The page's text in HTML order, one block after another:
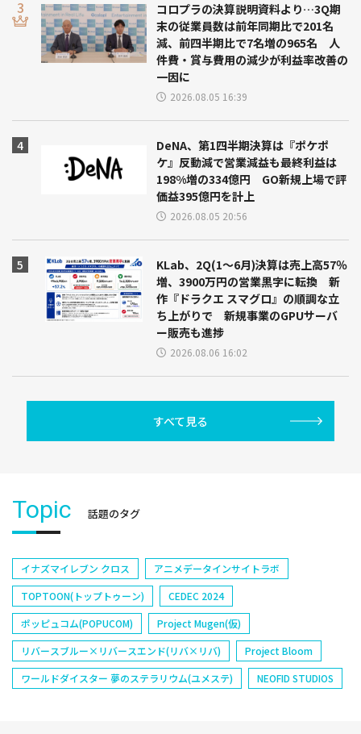
コロプラの決算説明資料より…3Q期
末の従業員数は前年同期比で201名
減、前四半期比で7名増の965名 人
件費・賞与費用の減少が利益率改善の
一因に
2026.08.05 16:39
DeNA、第1四半期決算は『ポケポ
ケ』反動減で営業減益も最終利益は
198%増の334億円 GO新規上場で評
価益395億円を計上
2026.08.05 20:56
KLab、2Q(1～6月)決算は売上高57％
増、3900万円の営業黒字に転換 新
作『ドラクエ スマグロ』の順調な立
ち上がりで 新規事業のGPUサーバ
ー販売も進捗
2026.08.06 16:02
すべて見る
Topic 話題のタグ
イナズマイレブン クロス
アニメデータインサイトラボ
TOPTOON(トップトゥーン)
CEDEC 2024
ポッピュコム(POPUCOM)
Project Mugen(仮)
リバースブルー×リバースエンド(リバ×リバ)
Project Bloom
ワールドダイスター 夢のステラリウム(ユメステ)
NEOFID STUDIOS